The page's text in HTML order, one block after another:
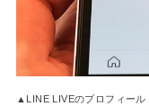
▲LINE LIVEのプロフィール